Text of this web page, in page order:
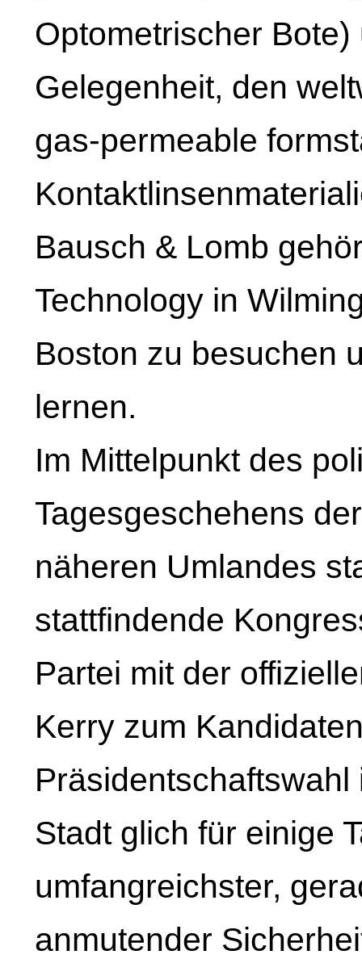
Optometrischer
Gelegenheit, den
gas-permeable
Bausch & Lomb
Technology in
Boston zu besuchen
lernen.
Im Mittelpunkt des
Tagesgeschehens
näheren Umlandes
stattfindende
Partei mit der
Kerry zum
Stadt glich für einige
umfangreichster,
anmutender